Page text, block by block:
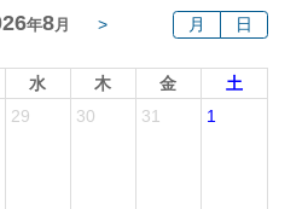
年8 月 > 月 日
水 木 金
土
29 30 31 1